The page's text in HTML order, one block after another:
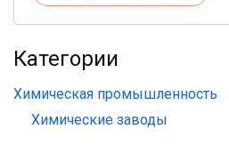
Категории
Химическая промышленность
Химические заводы